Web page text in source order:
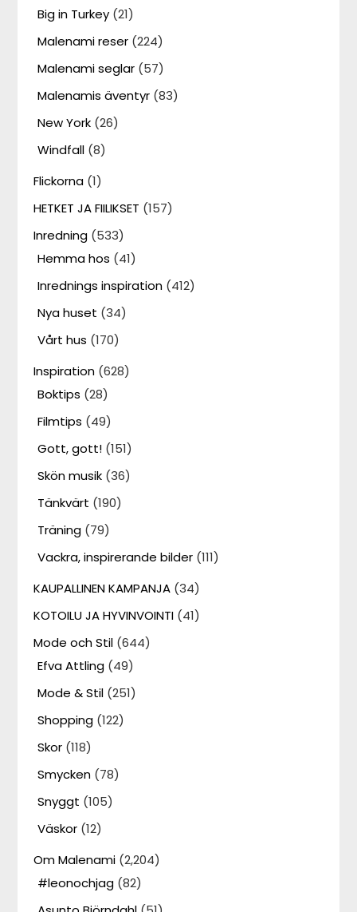
Big in Turkey (21)
Malenami reser (224)
Malenami seglar (57)
Malenamis äventyr (83)
New York (26)
Windfall (8)
Flickorna (1)
HETKET JA FIILIKSET (157)
Inredning (533)
Hemma hos (41)
Inrednings inspiration (412)
Nya huset (34)
Vårt hus (170)
Inspiration (628)
Boktips (28)
Filmtips (49)
Gott, gott! (151)
Skön musik (36)
Tänkvärt (190)
Träning (79)
Vackra, inspirerande bilder (111)
KAUPALLINEN KAMPANJA (34)
KOTOILU JA HYVINVOINTI (41)
Mode och Stil (644)
Efva Attling (49)
Mode & Stil (251)
Shopping (122)
Skor (118)
Smycken (78)
Snyggt (105)
Väskor (12)
Om Malenami (2,204)
#leonochjag (82)